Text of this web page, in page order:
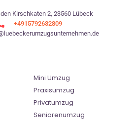
Kirschkaten 2, 23560 Lübeck
+4915792632809
Mini Umzug
Praxisumzug
Privatumzug
Seniorenumzug